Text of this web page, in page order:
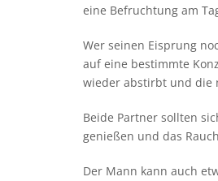
eine Befruchtung am
Wer seinen Eisprung
auf eine bestimmte
wieder abstirbt und die
Beide Partner sollten
genießen und das
Der Mann kann auch